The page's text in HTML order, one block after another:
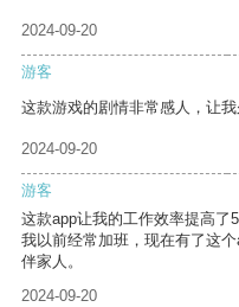
2024-09-20
游客
这款游戏的剧情非常感人，让我
2024-09-20
游客
这款app让我的工作效率提高了
我以前经常加班，现在有了这
伴家人。
2024-09-20